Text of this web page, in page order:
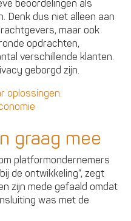
beoordelingen als
Denk dus niet alleen aan
maar ook
opdrachten,
verschillende klanten.
geborgd zijn.
oplossingen:
graag mee
platformondernemers
de ontwikkeling”, zegt
zijn mede gefaald omdat
was met de